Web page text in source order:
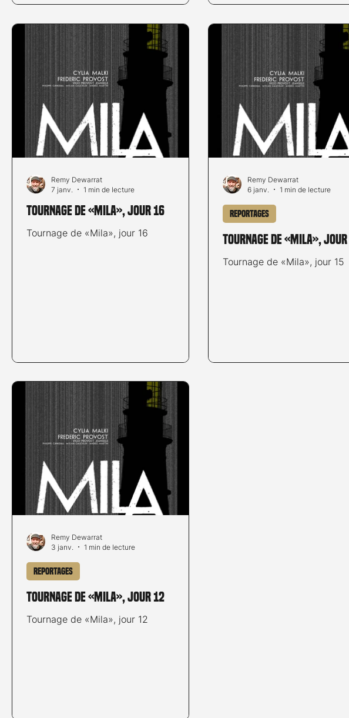
Tournage de «Mila», jour 16
Tournage de «Mila», jour 16
Remy Dewarrat
7 janv.
1 min de lecture
Tournage de «Mila», jour
Tournage de «Mila», jour 15
Reportages
Remy Dewarrat
6 janv.
1 min de lecture
Tournage de «Mila», jour 12
Tournage de «Mila», jour 12
Reportages
Remy Dewarrat
3 janv.
1 min de lecture